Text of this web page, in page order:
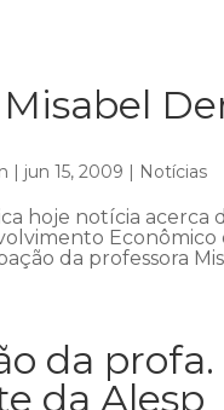
| jun 15, 2009 | Notícias
hoje notícia
Econômico
da professora
da
da Alesp